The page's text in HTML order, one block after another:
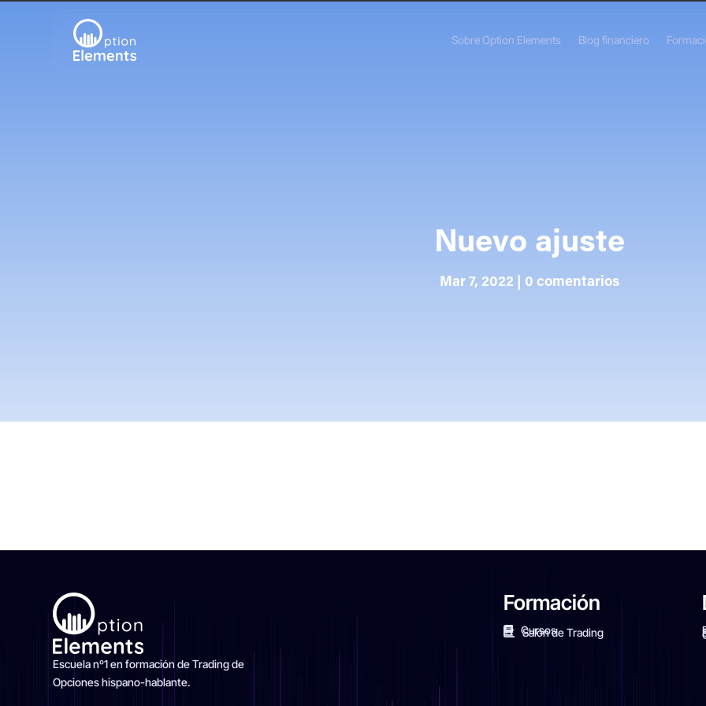
Sobre Option Elements Blog financiero
Nuevo ajuste
Mar 7, 2022 0 comentarios
Escuela nº1 en formación de Trading de
Opciones hispano-hablante.
Formación
Cursos
Salón de Trading